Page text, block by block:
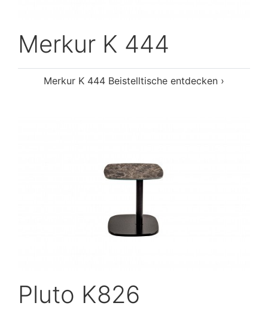
Merkur K 444
Merkur K 444 Beistelltische entdecken ›
Pluto K826